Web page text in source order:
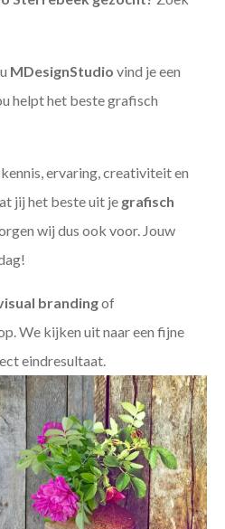
MDesignStudio vind je een
helpt het beste grafisch
ervaring, creativiteit en
jij het beste uit je grafisch
wij dus ook voor. Jouw
brandingof
We kijken uit naar een fijne
eindresultaat.